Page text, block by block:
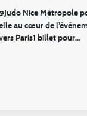
Nice Métropole
au cœur de
Paris1 billet pour...